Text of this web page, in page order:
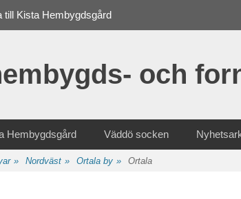
och
till Kista Hembygdsgård
Hembygdsgård Väddö socken
» Nordväst » Ortala by » Ortala